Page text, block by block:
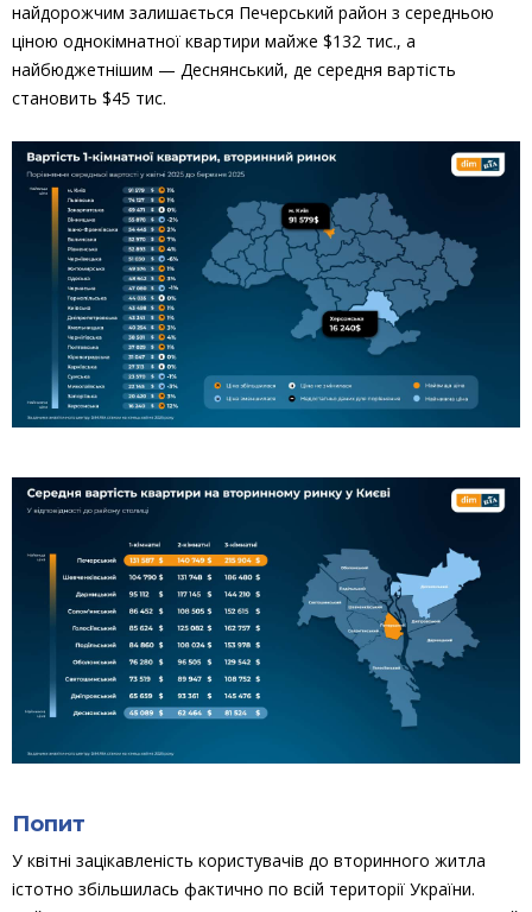
найдорожчим залишається Печерський район з середньою
ціною однокімнатної квартири майже $132 тис., а
найбюджетнішим — Деснянський, де середня вартість
становить $45 тис.
Попит
У квітні зацікавленість користувачів до вторинного житла
істотно збільшилась фактично по всій території України.